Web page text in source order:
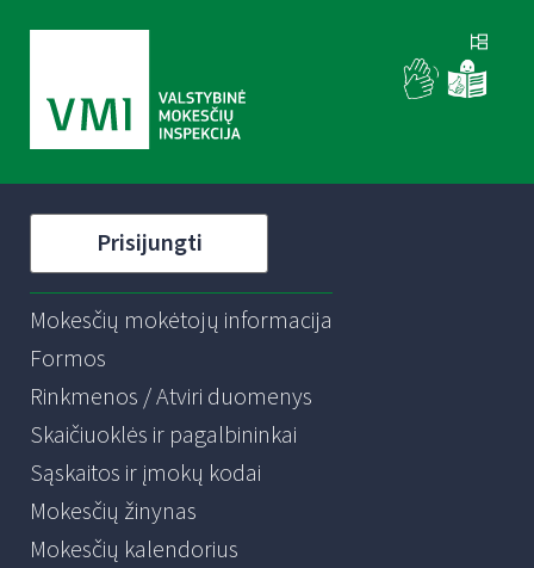
Prisijungti
Mokesčių mokėtojų informacija
Formos
Rinkmenos / Atviri duomenys
Skaičiuoklės ir pagalbininkai
Sąskaitos ir įmokų kodai
Mokesčių žinynas
Mokesčių kalendorius